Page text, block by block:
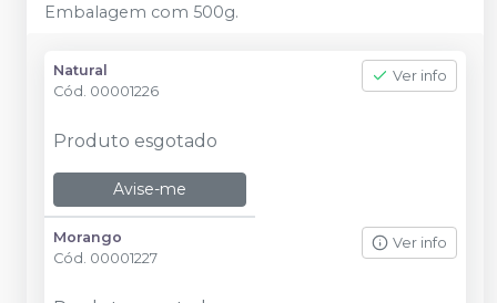
Embalagem com 500g.
Natural
Cód. 00001226
Ver info
Produto esgotado
Avise-me
Morango
Cód. 00001227
Ver info